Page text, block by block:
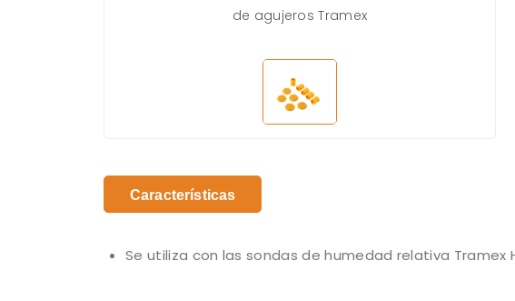
de agujeros Tramex
Características
Se utiliza con las sondas de humedad relativa Tramex